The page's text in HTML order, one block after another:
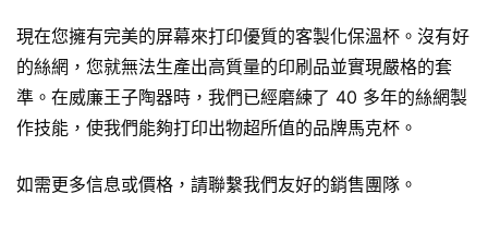
現在您擁有完美的屏幕來打印優質的客製化保溫杯 。沒有好
的絲網，您就無法生產出高質量的印刷品並實現嚴格的套
準。在威廉王子陶器時，我們已經磨練了 40 多年的絲網製
作技能，使我們能夠打印出物超所值的品牌馬克杯。
如需更多信息或價格，請聯繫我們友好的銷售團隊。